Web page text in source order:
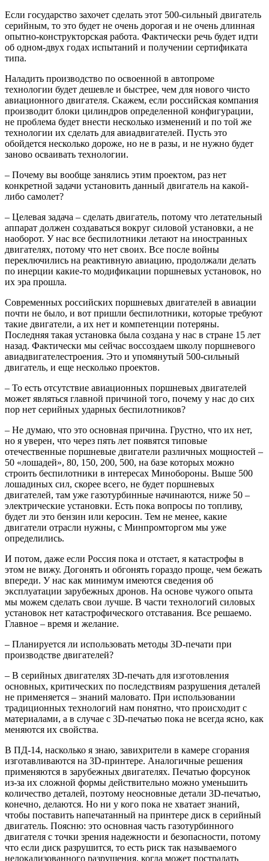
Если государство захочет сделать этот 500-сильный двигатель
серийным, то это будет не очень дорогая и не очень длинная
опытно-конструкторская работа. Фактически речь будет идти
об одном-двух годах испытаний и получении сертификата
типа.
Наладить производство по освоенной в автопроме
технологии будет дешевле и быстрее, чем для нового чисто
авиационного двигателя. Скажем, если российская компания
производит блоки цилиндров определенной конфигурации,
не проблема будет внести несколько изменений и по той же
технологии их сделать для авиадвигателей. Пусть это
обойдется несколько дороже, но не в разы, и не нужно будет
заново осваивать технологии.
– Почему вы вообще занялись этим проектом, раз нет
конкретной задачи установить данный двигатель на какой-
либо самолет?
– Целевая задача – сделать двигатель, потому что летательный
аппарат должен создаваться вокруг силовой установки, а не
наоборот. У нас все беспилотники летают на иностранных
двигателях, потому что нет своих. Все после войны
переключились на реактивную авиацию, продолжали делать
по инерции какие-то модификации поршневых установок, но
их эра прошла.
Современных российских поршневых двигателей в авиации
почти не было, и вот пришли беспилотники, которые требуют
такие двигатели, а их нет и компетенции потеряны.
Последняя такая установка была создана у нас в стране 15 лет
назад. Фактически мы сейчас воссоздаем школу поршневого
авиадвигателестроения. Это и упомянутый 500-сильный
двигатель, и еще несколько проектов.
– То есть отсутствие авиационных поршневых двигателей
может являться главной причиной того, почему у нас до сих
пор нет серийных ударных беспилотников?
– Не думаю, что это основная причина. Грустно, что их нет,
но я уверен, что через пять лет появятся типовые
отечественные поршневые двигатели различных мощностей –
50 «лошадей», 80, 150, 200, 500, на базе которых можно
строить беспилотники в интересах Минобороны. Выше 500
лошадиных сил, скорее всего, не будет поршневых
двигателей, там уже газотурбинные начинаются, ниже 50 –
электрические установки. Есть пока вопросы по топливу,
будет ли это бензин или керосин. Тем не менее, какие
двигатели отрасли нужны, с Минпромторгом мы уже
определились.
И потом, даже если Россия пока и отстает, я катастрофы в
этом не вижу. Догонять и обгонять гораздо проще, чем бежать
впереди. У нас как минимум имеются сведения об
эксплуатации зарубежных дронов. На основе чужого опыта
мы можем сделать свои лучше. В части технологий силовых
установок нет катастрофического отставания. Все решаемо.
Главное – время и желание.
– Планируется ли использовать методы 3D-печати при
производстве двигателей?
– В серийных двигателях 3D-печать для изготовления
основных, критических по последствиям разрушения деталей
не применяется – знаний маловато. При использовании
традиционных технологий нам понятно, что происходит с
материалами, а в случае с 3D-печатью пока не всегда ясно, как
меняются их свойства.
В ПД-14, насколько я знаю, завихрители в камере сгорания
изготавливаются на 3D-принтере. Аналогичные решения
применяются в зарубежных двигателях. Печатью форсунок
из-за их сложной формы действительно можно уменьшить
количество деталей, поэтому неосновные детали 3D-печатью,
конечно, делаются. Но ни у кого пока не хватает знаний,
чтобы поставить напечатанный на принтере диск в серийный
двигатель. Поясню: это основная часть газотурбинного
двигателя с точки зрения надежности и безопасности, потому
что если диск разрушится, то есть риск так называемого
нелокализованного разрушения, когда может пострадать